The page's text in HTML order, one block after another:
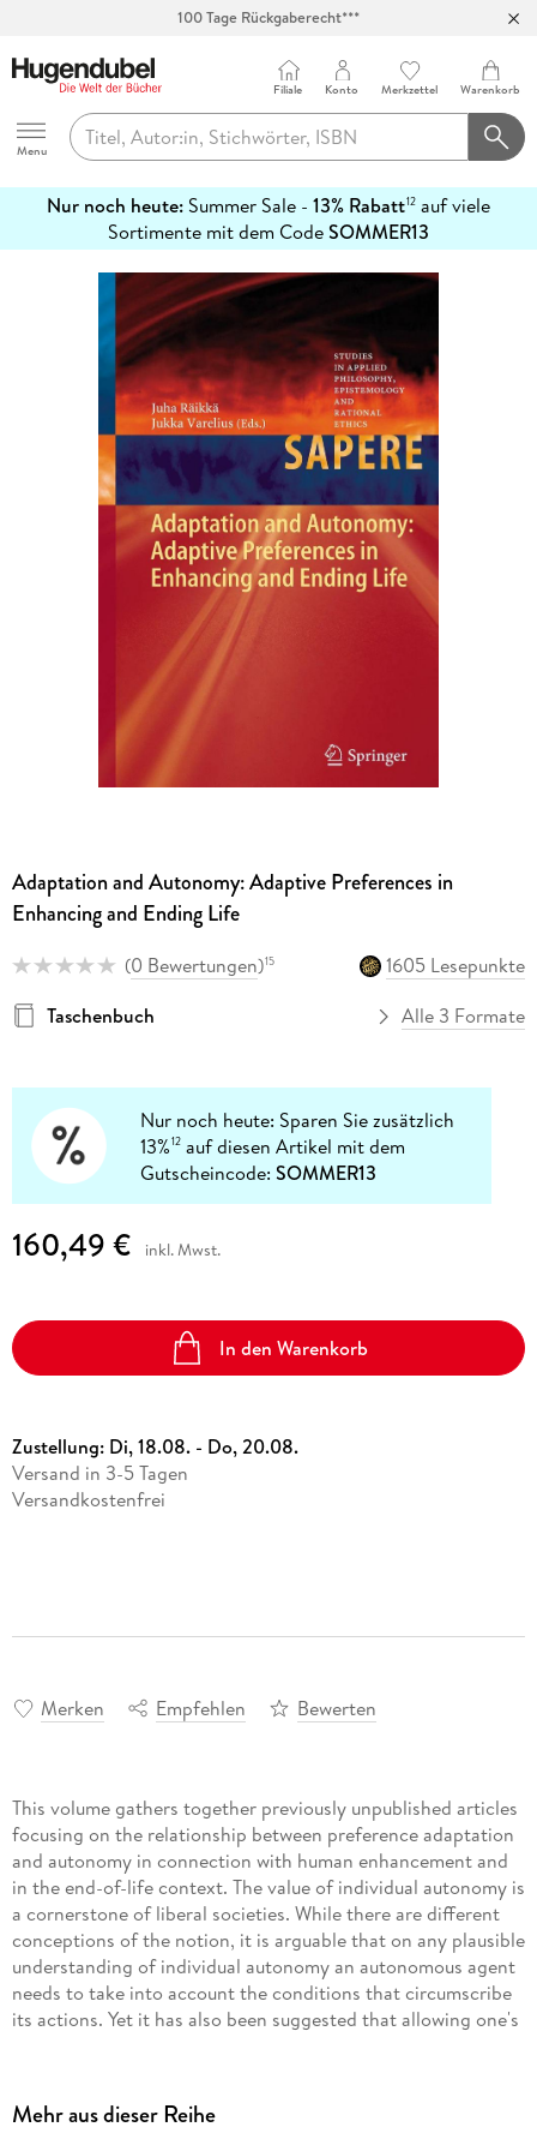
Hugendubel
Menu
Filiale Konto Merkzettel Warenkorb
Nur noch heute: Summer Sale - 13% Rabatt12 auf viele
Sortimente mit dem CodeSOMMER13
erfahren
Adaptation and Autonomy: Adaptive Preferences in
Enhancing and Ending Life
(0 Bewertungen)15
1605 Lesepunkte
Taschenbuch
Alle 3 Formate
Nur noch heute: Sparen Sie zusätzlich
13%12 auf diesen Artikel mit dem
Gutscheincode:SOMMER13
160,49 € inkl. Mwst.
In den Warenkorb
Zustellung: Di, 18.08. - Do, 20.08.
Versand in 3-5 Tagen
Versandkostenfrei
Merken Empfehlen Bewerten
This volume gathers together previously unpublished articles
focusing on the relationship between preference adaptation
and autonomy in connection with human enhancement and
in the end-of-life context. The value of individual autonomy is
a cornerstone of liberal societies. While there are different
conceptions of the notion, it is arguable that on any plausible
understanding of individual autonomy an autonomous agent
needs to take into account the conditions that circumscribe
its actions. Yet it has also been suggested that allowing one's
bioethics. This book combines for the first time the topics of
Mehr aus dieser Reihe